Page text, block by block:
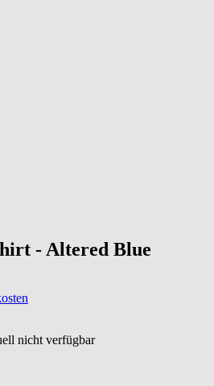
- Altered Blue
nicht verfügbar